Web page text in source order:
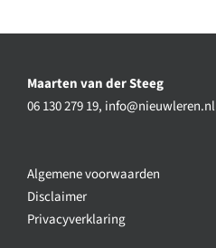
Maarten van der Steeg
06 130 279 19, info@nieuwleren.nl
Algemene voorwaarden
Disclaimer
Privacyverklaring